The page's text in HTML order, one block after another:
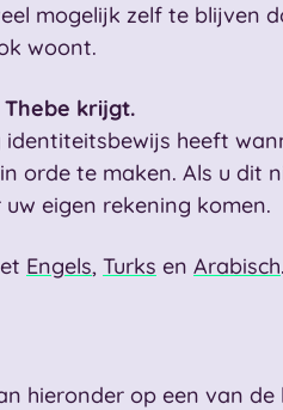
mogelijk zelf te blijven
woont.
krijgt.
heeft
orde te maken. Als u dit
eigen rekening komen.
Engels, Turks en Arabisch.
hieronder op een van de